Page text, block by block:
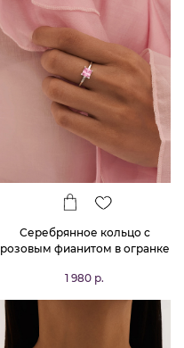
Серебрянное кольцо с
розовым фианитом в огранке
1 980 р.